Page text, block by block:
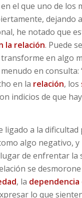
el que uno de los
dejando
he notado que
la relación. Puede
transforme en algo
en consulta:
en la relación, los
indicios de que
a la dificultad
algo negativo,
de enfrentar la
se
, la dependencia
lo que